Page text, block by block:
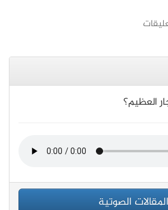
العظيم؟
المقالات الصوتية